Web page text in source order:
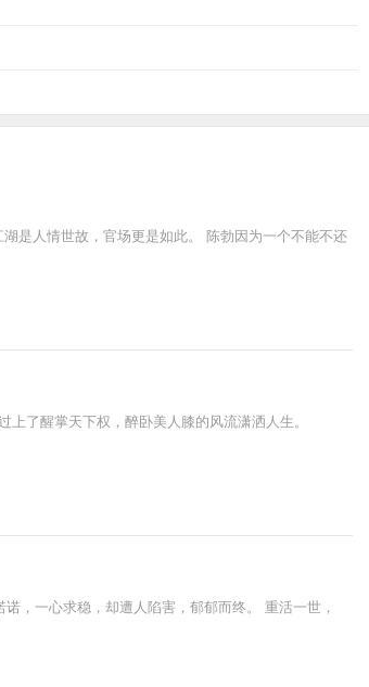
是人情世故，官场更是如此。 陈勃因为一个不能不还
了醒掌天下权，醉卧美人膝的风流潇洒人生。
，一心求稳，却遭人陷害，郁郁而终。 重活一世，